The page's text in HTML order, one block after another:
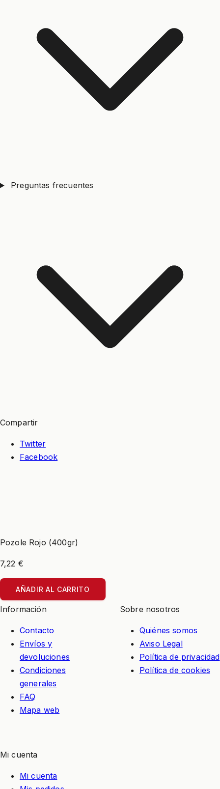
Preguntas frecuentes
Compartir
Twitter
Facebook
Pozole Rojo (400gr)
7,22 €
AÑADIR AL CARRITO
Información
Contacto
Envíos y
devoluciones
Condiciones
generales
FAQ
Mapa web
Sobre nosotros
Quiénes somos
Aviso Legal
Política de privacidad
Política de cookies
Mi cuenta
Mi cuenta